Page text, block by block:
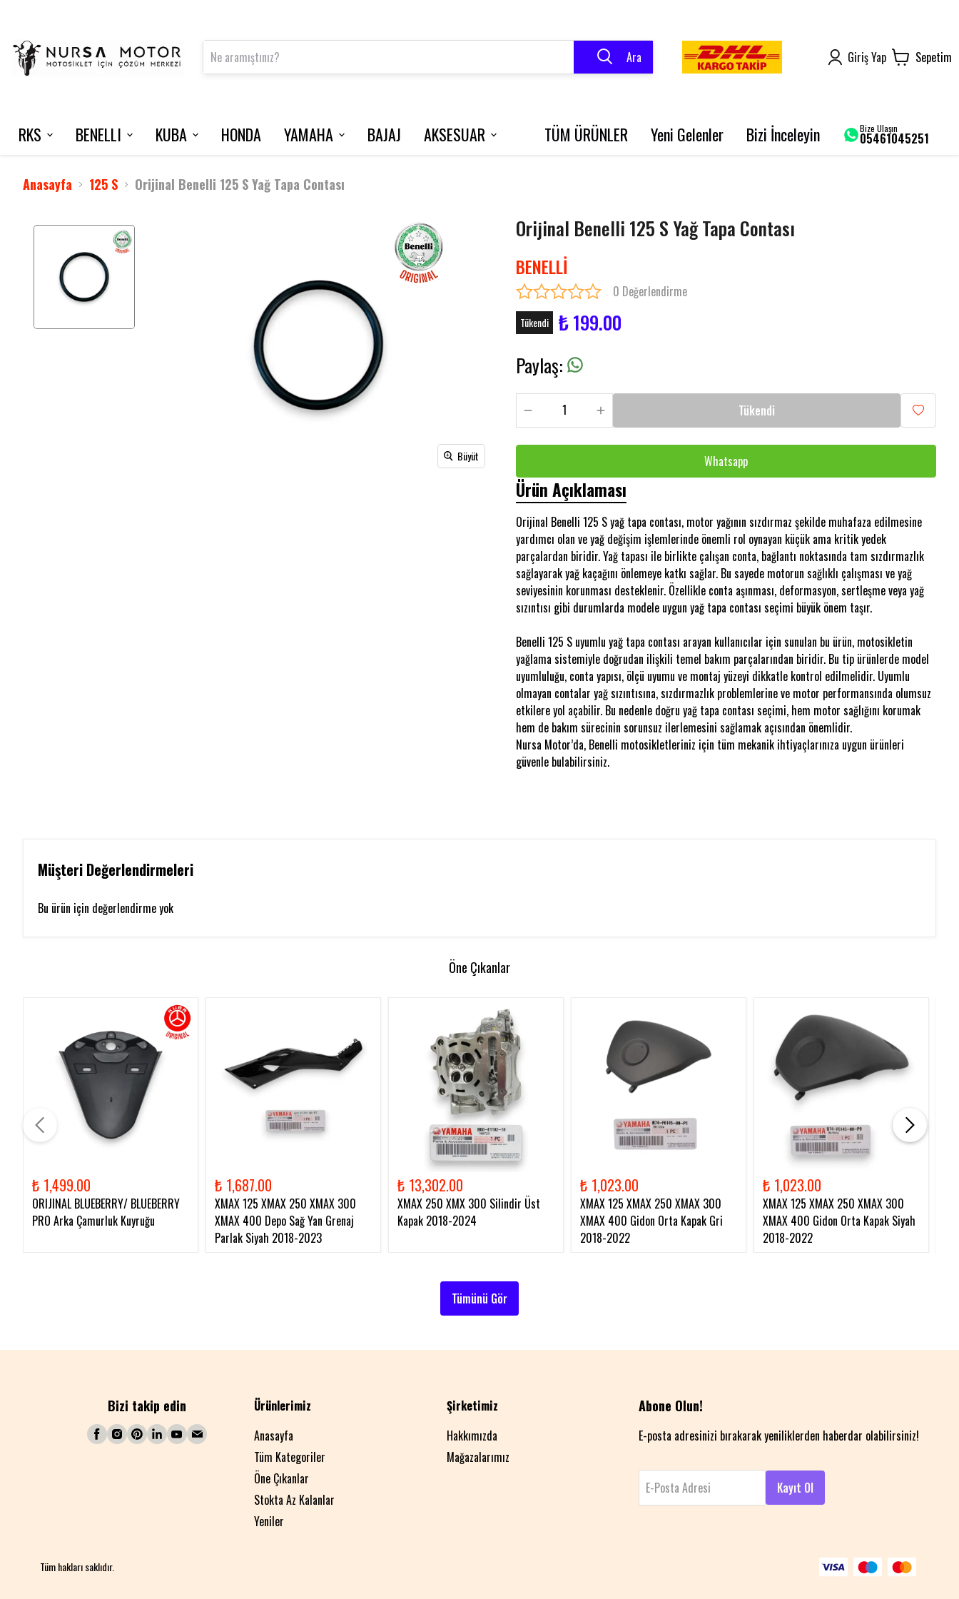
Ara Giriş Yap Sepetim
RKS
FRECCIA 150 VRS 125
M502 N GRACE 202 GRACE 202 PRO
BLADE 350
BENELLI KUBA
VN50 PRO
HONDA YAMAHA
NMAX 125 / 2015-2020
BAJAJ AKSESUAR
INTERCOM
TÜM ÜRÜNLER Yeni Gelenler Bizi İnceleyin Bize Ulaşın
05461045251
Anasayfa 125 S Orijinal Benelli 125 S Yağ Tapa Contası
Büyüt
Orijinal Benelli 125 S Yağ Tapa Contası
BENELLİ
0 Değerlendirme
Tükendi
₺ 199.00
Paylaş:
Tükendi
Whatsapp
Ürün Açıklaması
Orijinal Benelli 125 S yağ tapa contası, motor yağının sızdırmaz şekilde muhafaza edilmesine
yardımcı olan ve yağ değişim işlemlerinde önemli rol oynayan küçük ama kritik yedek
parçalardan biridir. Yağ tapası ile birlikte çalışan conta, bağlantı noktasında tam sızdırmazlık
sağlayarak yağ kaçağını önlemeye katkı sağlar. Bu sayede motorun sağlıklı çalışması ve yağ
seviyesinin korunması desteklenir. Özellikle conta aşınması, deformasyon, sertleşme veya yağ
sızıntısı gibi durumlarda modele uygun yağ tapa contası seçimi büyük önem taşır.
Benelli 125 S uyumlu yağ tapa contası arayan kullanıcılar için sunulan bu ürün, motosikletin
yağlama sistemiyle doğrudan ilişkili temel bakım parçalarından biridir. Bu tip ürünlerde model
uyumluluğu, conta yapısı, ölçü uyumu ve montaj yüzeyi dikkatle kontrol edilmelidir. Uyumlu
olmayan contalar yağ sızıntısına, sızdırmazlık problemlerine ve motor performansında olumsuz
etkilere yol açabilir. Bu nedenle doğru yağ tapa contası seçimi, hem motor sağlığını korumak
hem de bakım sürecinin sorunsuz ilerlemesini sağlamak açısından önemlidir.
Nursa Motor’da, Benelli motosikletleriniz için tüm mekanik ihtiyaçlarınıza uygun ürünleri
güvenle bulabilirsiniz.
Müşteri Değerlendirmeleri
Bu ürün için değerlendirme yok
Öne Çıkanlar
₺ 1,499.00
ORIJINAL BLUEBERRY/ BLUEBERRY
PRO Arka Çamurluk Kuyruğu
₺ 1,687.00
XMAX 125 XMAX 250 XMAX 300
XMAX 400 Depo Sağ Yan Grenaj
Parlak Siyah 2018-2023
₺ 13,302.00
XMAX 250 XMX 300 Silindir Üst
Kapak 2018-2024
₺ 1,023.00
XMAX 125 XMAX 250 XMAX 300
XMAX 400 Gidon Orta Kapak Gri
2018-2022
₺ 1,023.00
XMAX 125 XMAX 250 XMAX 300
XMAX 400 Gidon Orta Kapak Siyah
2018-2022
Tümünü Gör
Bizi takip edin
Ürünlerimiz
Anasayfa
Tüm Kategoriler
Öne Çıkanlar
Stokta Az Kalanlar
Yeniler
Şirketimiz
Hakkımızda
Mağazalarımız
Abone Olun!
E-posta adresinizi bırakarak yeniliklerden haberdar olabilirsiniz!
E-Posta Adresi Kayıt Ol
Tüm hakları saklıdır.